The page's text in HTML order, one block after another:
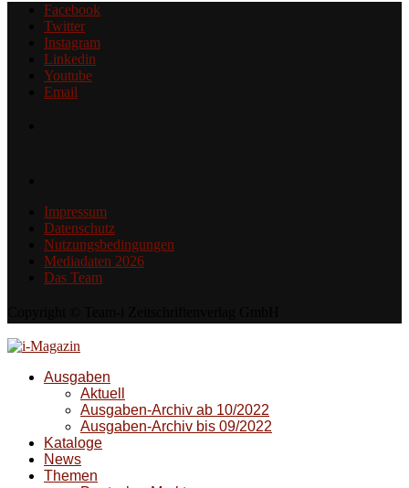
Facebook
Twitter
Instagram
Linkedin
Youtube
Email
Impressum
Datenschutz
Nutzungsbedingungen
Mediadaten 2026
Das Team
Ausgaben
Aktuell
Ausgaben-Archiv ab 10/2022
Ausgaben-Archiv bis 09/2022
Kataloge
News
Themen